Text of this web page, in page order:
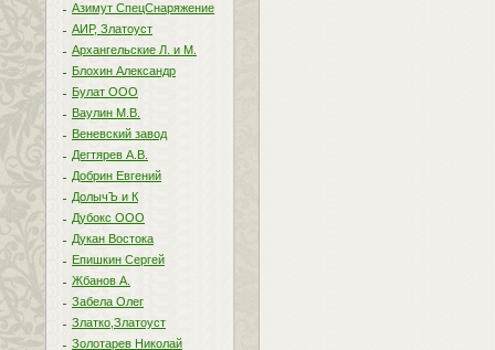
Азимут СпецСнаряжение
АИР, Златоуст
Архангельские Л. и М.
Блохин Александр
Булат ООО
Ваулин М.В.
Веневский завод
Дегтярев А.В.
Добрин Евгений
ДолычЪ и К
Дубокс ООО
Дукан Востока
Епишкин Сергей
Жбанов А.
Забела Олег
Златко,Златоуст
Золотарев Николай